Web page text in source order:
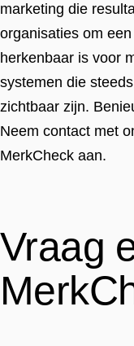
marketing die
organisaties om
herkenbaar is voor
systemen die
zichtbaar zijn.
Neem contact met
MerkCheck aan.
Vraag